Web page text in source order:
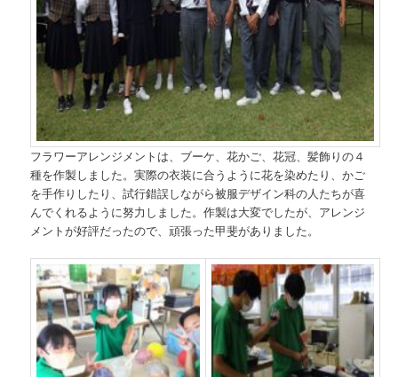
フラワーアレンジメントは、ブーケ、花かご、花冠、髪飾りの４
種を作製しました。実際の衣装に合うように花を染めたり、かご
を手作りしたり、試行錯誤しながら被服デザイン科の人たちが喜
んでくれるように努力しました。作製は大変でしたが、アレンジ
メントが好評だったので、頑張った甲斐がありました。